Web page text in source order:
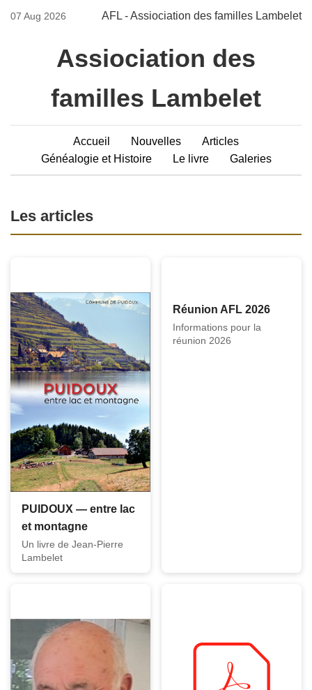
07 Aug 2026 AFL - Assiociation des familles Lambelet
Assiociation des
familles Lambelet
Accueil Nouvelles
Articles
Généalogie et Histoire
Le livre Galeries
Les articles
PUIDOUX — entre lac
et montagne
Un livre de Jean-Pierre
Lambelet
Réunion AFL 2026
Informations pour la
réunion 2026